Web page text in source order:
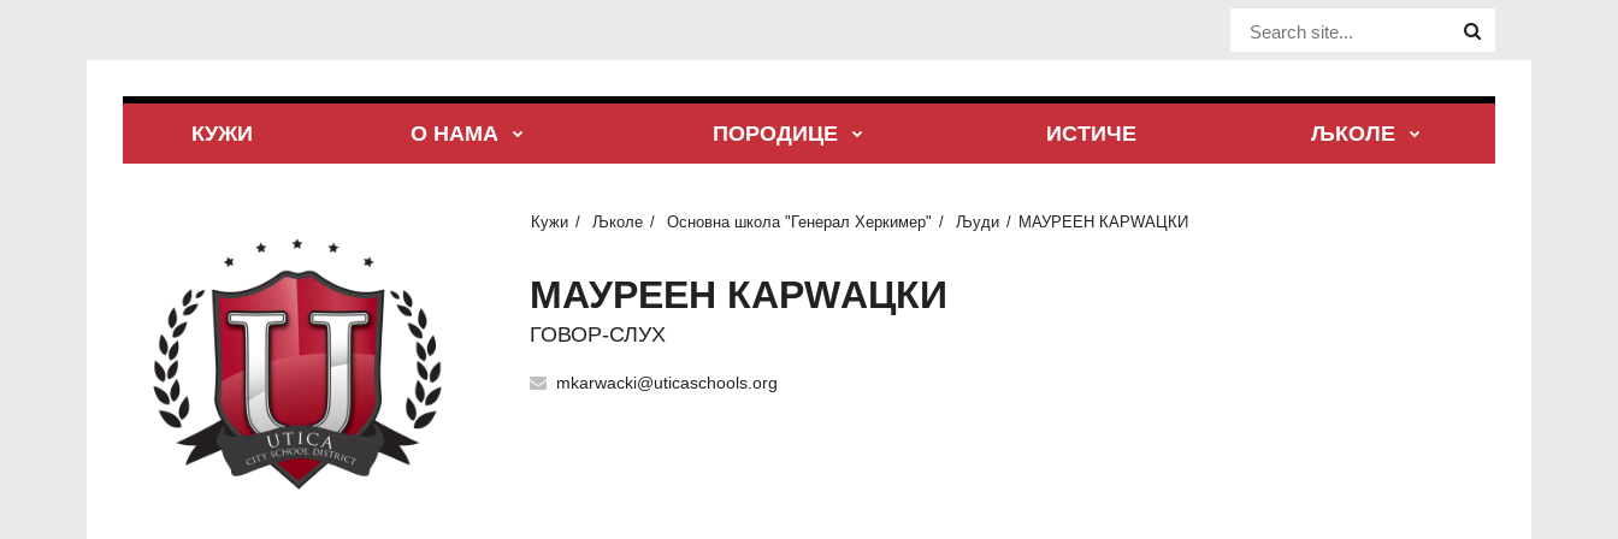
Website Site
КУЖИ О НАМА ПОРОДИЦЕ ИСТИЧЕ ЉКОЛЕ
Кужи Љколе Основна школа "Генерал Херкимер" Људи МАУРЕЕН КАРWАЦКИ
МАУРЕЕН КАРWАЦКИ
ГОВОР-СЛУХ
mkarwacki@uticaschools.org